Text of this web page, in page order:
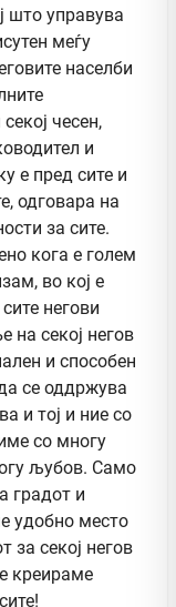
што управува
меѓу
населби
чесен,
и
е пред сите и
одговара на
за сите.
кога е голем
во кој е
негови
на секој негов
и способен
се оддржува
и тој и ние со
со многу
љубов. Само
градот и
удобно место
за секој негов
креираме